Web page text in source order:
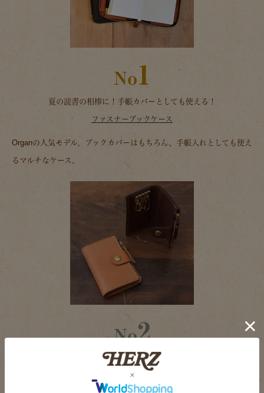
No1
夏の読書の相棒に！手帳カバーとしても使える！
ファスナーブックケース
Organの人気モデル。ブックカバーはもちろん、手帳入れとしても使え
るマルチなケース。
No2
これ一つでお出かけできる！
小銭入れ付きキーケース